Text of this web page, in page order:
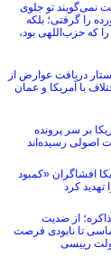
نمی‌گویند تو جلوی
را گرفتی؛ بلکه
که حزب‌اللهی بود،
دریافت عوارض از
با آمریکا و عمان
بر سر پرونده
اصولی رسیده‌اند
افشاگران «کمبود
کرد
از ضدیت
تا نابودی فرصت
رییسی